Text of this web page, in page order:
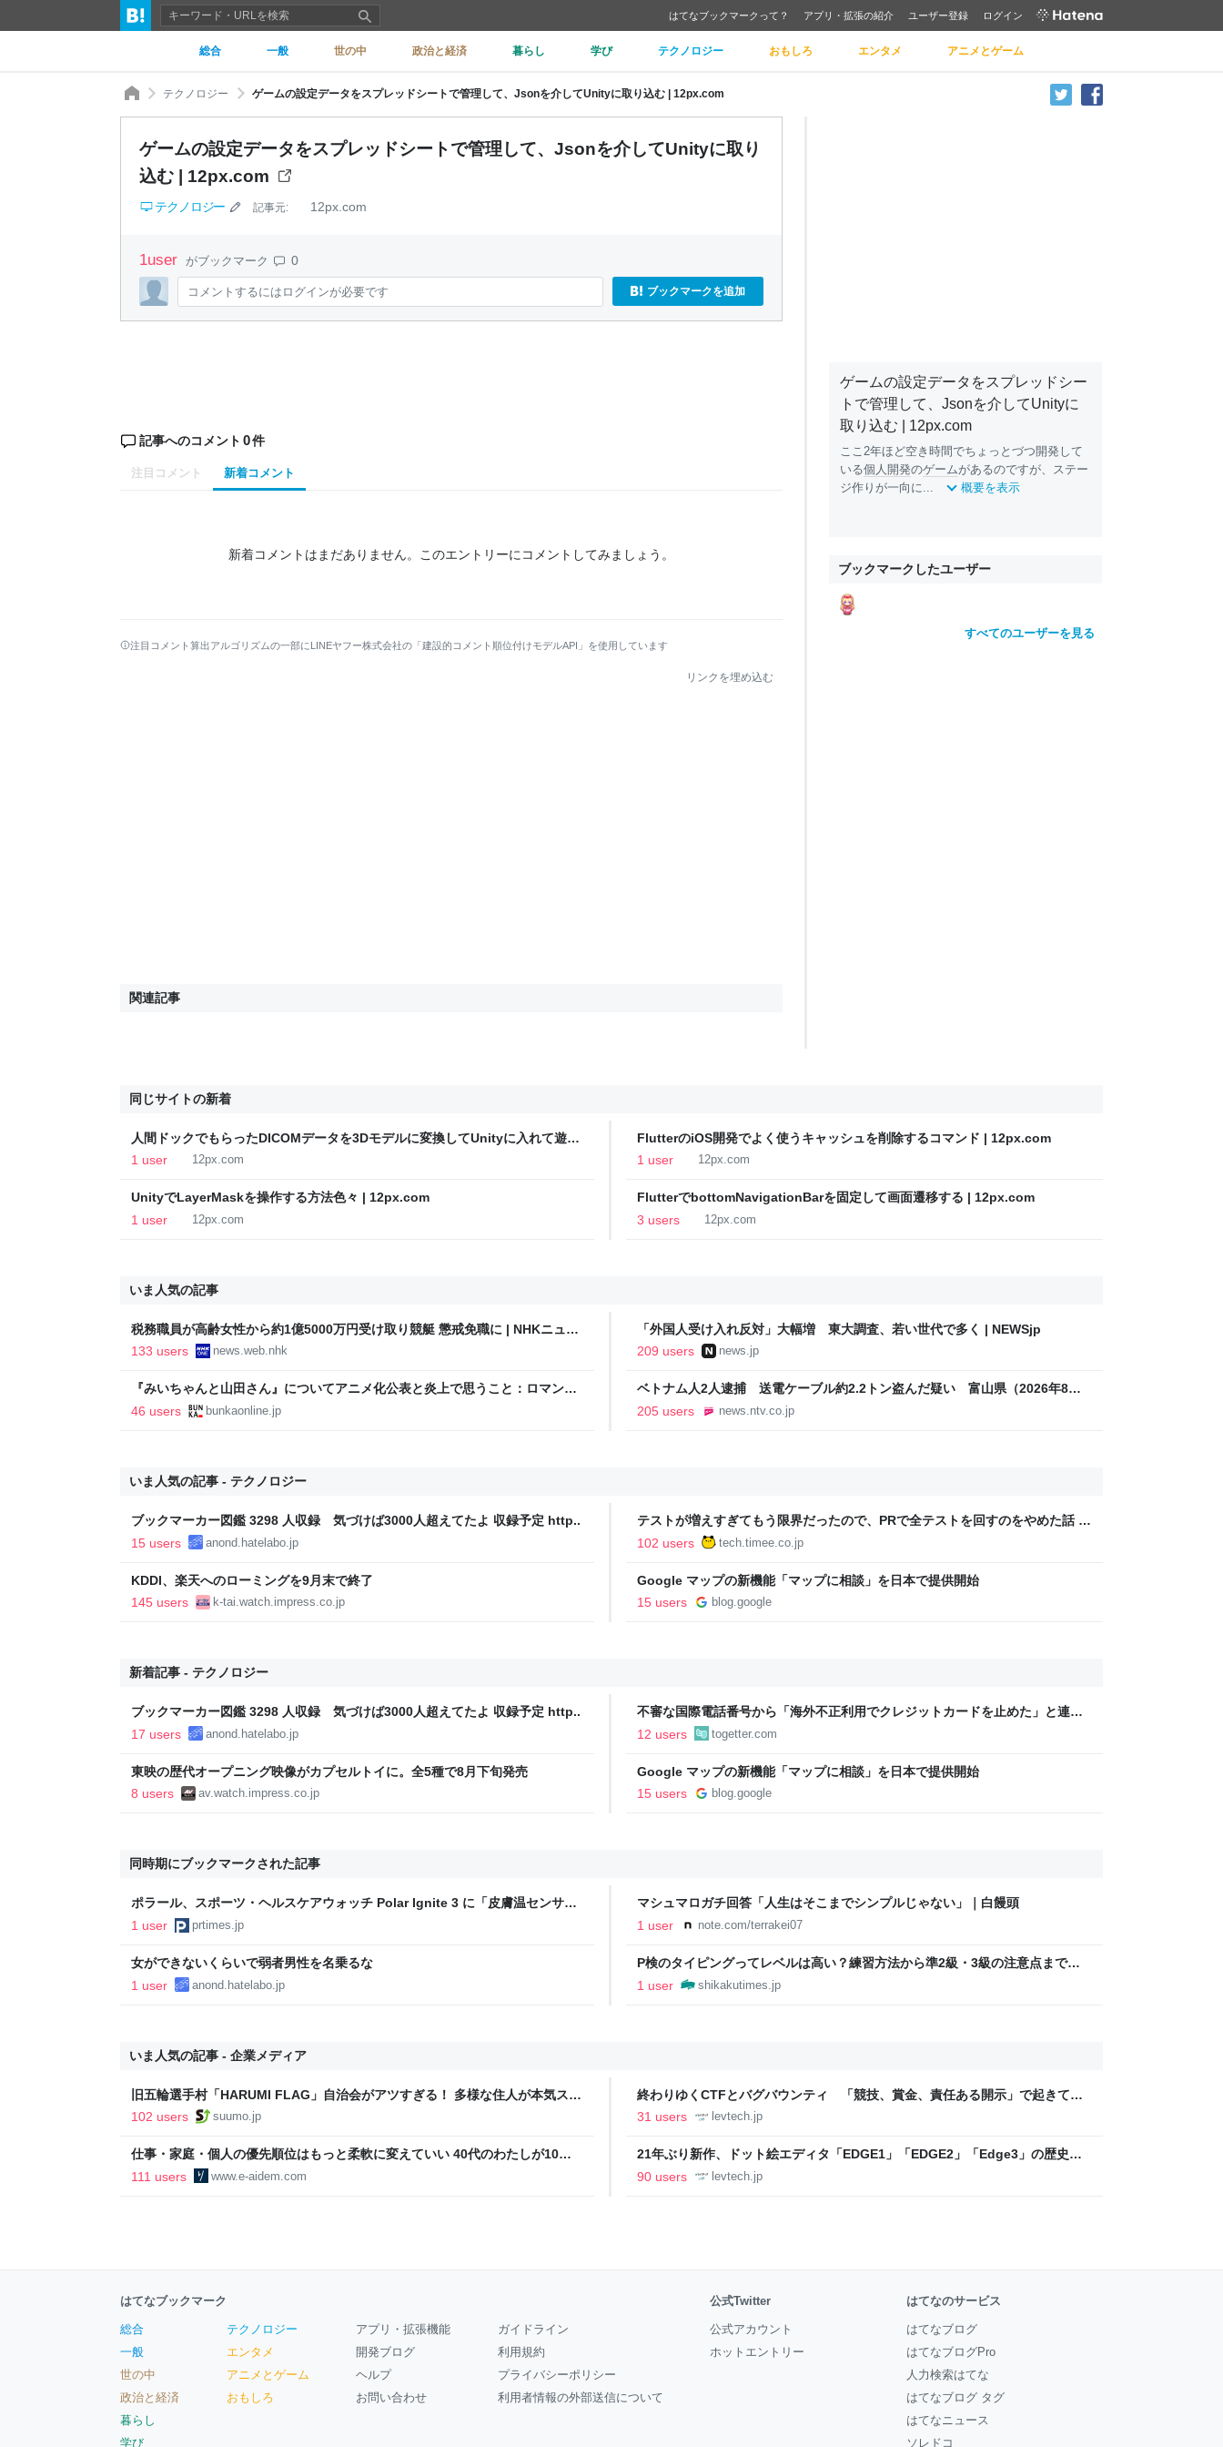
はてなブックマークって？ アプリ・拡張の紹介 ユーザー登録 ログイン
総合 一般 世の中 政治と経済 暮らし 学び テクノロジー おもしろ エンタメ アニメとゲーム
テクノロジー ゲームの設定データをスプレッドシートで管理して、Jsonを介してUnityに取り込む | 12px.com
ゲームの設定データをスプレッドシートで管理して、Jsonを介してUnityに取り
込む | 12px.com
テクノロジー 記事元: 12px.com
1user がブックマーク 0
コメントするにはログインが必要です ブックマークを追加
記事へのコメント 0件
注目コメント 新着コメント
新着コメントはまだありません。 このエントリーにコメントしてみましょう。
注目コメント算出アルゴリズムの一部にLINEヤフー株式会社の「建設的コメント順位付けモデルAPI」を使用しています
リンクを埋め込む
関連記事
ゲームの設定データをスプレッドシー
トで管理して、Jsonを介してUnityに
取り込む | 12px.com
ここ2年ほど空き時間でちょっとづつ開発して
いる個人開発のゲームがあるのですが、ステー
ジ作りが一向に...
概要を表示
ブックマークしたユーザー
すべてのユーザーを見る
同じサイトの新着
人間ドックでもらったDICOMデータを3Dモデルに変換してUnityに入れて遊ん
でみた | 12px.com
1 user 12px.com
FlutterのiOS開発でよく使うキャッシュを削除するコマンド | 12px.com
1 user
12px.com
UnityでLayerMaskを操作する方法色々 | 12px.com
1 user
12px.com
FlutterでbottomNavigationBarを固定して画面遷移する | 12px.com
3 users
12px.com
いま人気の記事
税務職員が高齢女性から約1億5000万円受け取り競艇 懲戒免職に | NHKニュー
ス
133 users news.web.nhk
「外国人受け入れ反対」大幅増 東大調査、若い世代で多く | NEWSjp
209 users
news.jp
『みいちゃんと山田さん』についてアニメ化公表と炎上で思うこと：ロマン優
光連載404
46 users bunkaonline.jp
ベトナム人2人逮捕 送電ケーブル約2.2トン盗んだ疑い 富山県（2026年8月7
日掲載）｜KNB NEWS NNN
205 users news.ntv.co.jp
いま人気の記事 - テクノロジー
ブックマーカー図鑑 3298 人収録 気づけば3000人超えてたよ 収録予定 http..
15 users
anond.hatelabo.jp
テストが増えすぎてもう限界だったので、PRで全テストを回すのをやめた話 -
Timee Product Team Blog
102 users tech.timee.co.jp
KDDI、楽天へのローミングを9月末で終了
145 users
k-tai.watch.impress.co.jp
Google マップの新機能「マップに相談」を日本で提供開始
15 users
blog.google
新着記事 - テクノロジー
ブックマーカー図鑑 3298 人収録 気づけば3000人超えてたよ 収録予定 http..
17 users
anond.hatelabo.jp
不審な国際電話番号から「海外不正利用でクレジットカードを止めた」と連絡
があり、本人確認のためとフルネームと生年月日を聞かれたので、「ひろゆき
12 users togetter.com
東映の歴代オープニング映像がカプセルトイに。全5種で8月下旬発売
8 users
av.watch.impress.co.jp
Google マップの新機能「マップに相談」を日本で提供開始
15 users
blog.google
同時期にブックマークされた記事
ポラール、スポーツ・ヘルスケアウォッチ Polar Ignite 3 に「皮膚温センサ
ー」新機能を追加！
1 user prtimes.jp
マシュマロガチ回答「人生はそこまでシンプルじゃない」｜白饅頭
1 user
note.com/terrakei07
女ができないくらいで弱者男性を名乗るな
1 user
anond.hatelabo.jp
P検のタイピングってレベルは高い？練習方法から準2級・3級の注意点まで解
説！ | 資格Times
1 user shikakutimes.jp
いま人気の記事 - 企業メディア
旧五輪選手村「HARUMI FLAG」自治会がアツすぎる！ 多様な住人が本気スキ
ルで挑む、盆踊り2万人集客や交通改善など“街の価値向上”戦略 東京・中央
102 users suumo.jp
終わりゆくCTFとバグバウンティ 「競技、賞金、責任ある開示」で起きてい
ること【フォーカス】 - レバテックLAB
31 users levtech.jp
仕事・家庭・個人の優先順位はもっと柔軟に変えていい 40代のわたしが10年
後の自分に伝えたいこと - りっすん by イーアイデム
111 users www.e-aidem.com
21年ぶり新作、ドット絵エディタ「EDGE1」「EDGE2」「Edge3」の歴史に
ついて作者に聞く【フォーカス】 - レバテックLAB
90 users levtech.jp
はてなブックマーク
総合
一般
世の中
政治と経済
暮らし
学び
テクノロジー
エンタメ
アニメとゲーム
おもしろ
アプリ・拡張機能
開発ブログ
ヘルプ
お問い合わせ
ガイドライン
利用規約
プライバシーポリシー
利用者情報の外部送信について
公式Twitter
公式アカウント
ホットエントリー
はてなのサービス
はてなブログ
はてなブログPro
人力検索はてな
はてなブログ タグ
はてなニュース
ソレドコ